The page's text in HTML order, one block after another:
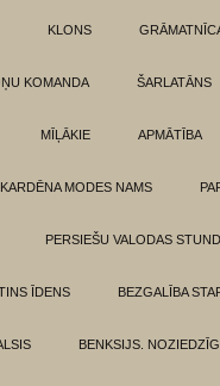
KLONS
KOMANDA ŠARLATĀNS
MĪĻĀKIE APMĀTĪBA
KARDĒNA MODES NAMS
PERSIEŠU VALODAS
ĪDENS BEZGALĪBA
BENKSIJS.